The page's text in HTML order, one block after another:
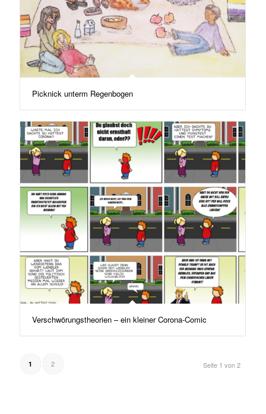
Picknick unterm Regenbogen
Verschwörungstheorien – ein kleiner Corona-Comic
Seite 1 von 2
1 2